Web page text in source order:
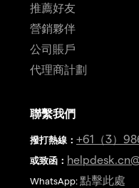
推薦好友
營銷夥伴
公司賬戶
代理商計劃
聯繫我們
撥打熱線 ： +61（3）
或致函：
WhatsApp: 點擊此處